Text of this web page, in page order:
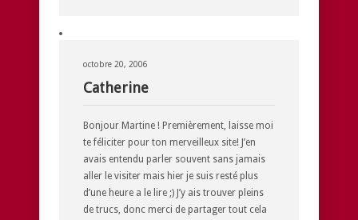
octobre 20, 2006
Catherine
Bonjour Martine ! Premièrement, laisse moi
te féliciter pour ton merveilleux site! J’en
avais entendu parler souvent sans jamais
aller le visiter mais hier je suis resté plus
d’une heure a le lire ;) J’y ais trouver pleins
de trucs, donc merci de partager tout cela